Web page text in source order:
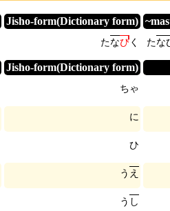
Jisho-form(Dictionary form)
たなびく たな
Jisho-form(Dictionary form)
ちゃ
に
ひ
う え
う し